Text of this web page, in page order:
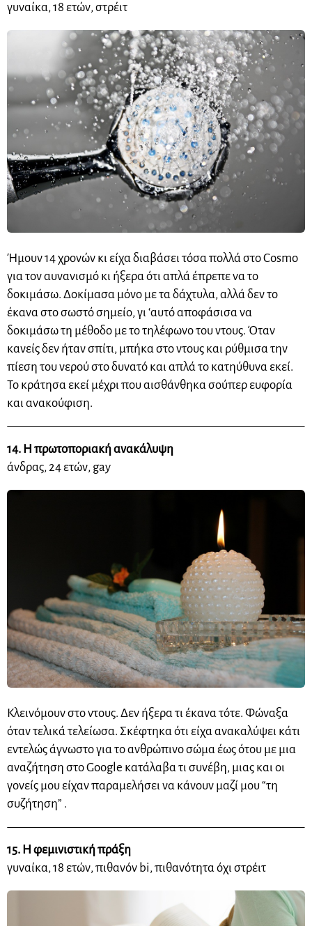
γυναίκα, 18 ετών, στρέιτ
Ήμουν 14 χρονών κι είχα διαβάσει τόσα πολλά στο Cosmo
για τον αυνανισμό κι ήξερα ότι απλά έπρεπε να το
δοκιμάσω. Δοκίμασα μόνο με τα δάχτυλα, αλλά δεν το
έκανα στο σωστό σημείο, γι ‘αυτό αποφάσισα να
δοκιμάσω τη μέθοδο με το τηλέφωνο του ντους. Όταν
κανείς δεν ήταν σπίτι, μπήκα στο ντους και ρύθμισα την
πίεση του νερού στο δυνατό και απλά το κατηύθυνα εκεί.
Το κράτησα εκεί μέχρι που αισθάνθηκα σούπερ ευφορία
και ανακούφιση.
14. Η πρωτοποριακή ανακάλυψη
άνδρας, 24 ετών, gay
Κλεινόμουν στο ντους. Δεν ήξερα τι έκανα τότε. Φώναξα
όταν τελικά τελείωσα. Σκέφτηκα ότι είχα ανακαλύψει κάτι
εντελώς άγνωστο για το ανθρώπινο σώμα έως ότου με μια
αναζήτηση στοGoogle κατάλαβα τι συνέβη, μιας και οι
γονείς μου είχανπαραμελήσει να κάνουν μαζί μου “τη
συζήτηση” .
15. Η φεμινιστική πράξη
γυναίκα, 18 ετών, πιθανόν bi, πιθανότητα όχι στρέιτ